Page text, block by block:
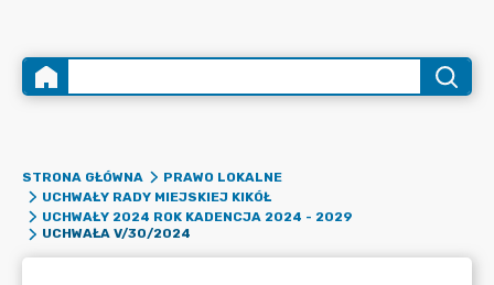
STRONA GŁÓWNA
PRAWO LOKALNE
UCHWAŁY RADY MIEJSKIEJ KIKÓŁ
UCHWAŁY 2024 ROK KADENCJA 2024 - 2029
UCHWAŁA V/30/2024